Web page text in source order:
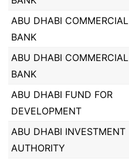
ABU DHABI COMMERCIAL
BANK
ABU DHABI COMMERCIAL
BANK
ABU DHABI FUND FOR
DEVELOPMENT
ABU DHABI INVESTMENT
AUTHORITY